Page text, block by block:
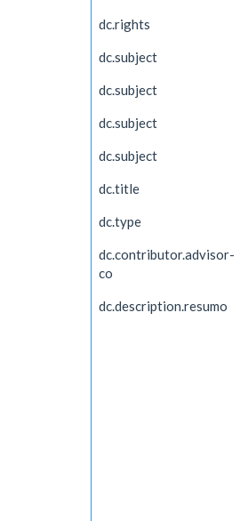
dc.rights
dc.subject
dc.subject
dc.subject
dc.subject
dc.title
dc.type
dc.contributor.advisor-
co
dc.description.resumo